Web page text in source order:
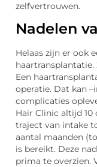
zelfvertrouwen.
Nadelen
Helaas zijn er ook
haartransplantatie.
Een
operatie. Dat kan
complicaties
Hair Clinic altijd
traject van intake
aantal maanden
is bereikt. Deze
prima te overzien.